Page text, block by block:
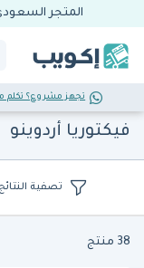
المتجر
تجهز مشروع؟ تكلم
فيكتوريا أردوينو
تصفية النتائج
38 منتج